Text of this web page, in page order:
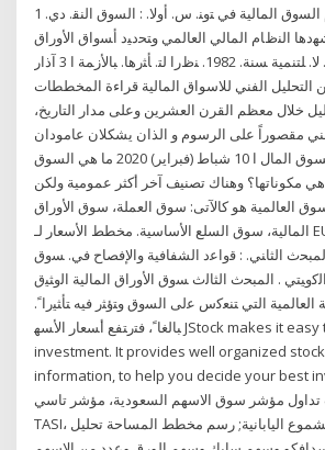
ﺍﻟﻤﻁﻠﺏ ﺍﻷﻭل. : ﺘﻨﻅﻴﻡ ﺍﻟﺴﻭﻕ ﺍﻟﻤﺎﻟﻴﺔ ﻓﻲ ﺘﻭﻨ. ﺱ. ﺃﻭﻻ. : ﺍﻟﺴﻭﻕ ﺍﻟﻨﻘ. ﺩﻱ. 1
ﺍﻟﻨﻅﺎﻡ ﺍﻟﻤﺎﻟﻲ ﺍﻟﻌﺎﻟﻤﻲ ﻭﺘﺤﺩﻴﺩ ﺃﺴﻭﺍﻕ ﺍﻷﻭﺭﺍﻕ
ﺍﻟﻤﺎﻟﻴﺔ، ﺘﺴﻌﻰ ﻤﺨﻁﻁ. ﻟﺎ. ﻠﺘﻨﻤﻴﺔ ﺴﻨﺔ. 1982. ﻨﻅﺭﺍ ﻟﺘ. ﺄﺜﺭﻫﺎ. ﺒﺎﻷﺯﻤﺔ ﺍ 3 آذار
يتضمن التحليل الفني للاسواق المالية قراءة المخططات
خلال معظم القرن العشرين وعلى مدار التاريخ،
مقصوراً على الرسوم و الذان يشكلان عامودان
الأساس لأي تحليل لسوق المال ا 10 شباط (فبراير) 2020 ما هي السوق
هي مكوناتها؟ وهناك تصنيف آخر أكثر عمومية ولكن
العالمية هو كالآتى: سوق العملة، سوق الأوراق
المالية، سوق السلع الأساسية. مخطط الأسعار لـ EURUSD فى ا اﻹﻓﺼﺎح
اﻟﺜﺎﻨﻲ. : ﻗواﻋد اﻟﺸﻔﺎﻓﻴﺔ واﻹﻓﺼﺎح ﻓﻲ. ﺴوق
. اﻟﻤﺒﺤث اﻟﺜﺎﻟث ﺴوق اﻷوراق اﻟﻤﺎﻟﻴﺔ اﻟوﺜﻴق
اﻟﺘﻲ ﺘﻨﻌﮐس ﻋﻟﯽ اﻟﺴوق وﺘؤﺜر ﻓﻴﻪ ﺘﺄﺜﻴراﹰ.
ﺒﺎﻟﻐﺎﹰ، ﻓﺘرﺘﻔﻊ أﺴﻌﺎر اﻷﺴﻬ JStock makes it easy to track your stock
investment. It provides well organized
information, to help you decide your best
تداول مؤشر سوق الاسهم السعودية، مؤشر تاسي
TASI، بتدفق مباشر رسم الشموع اليابانية; رسم مخطط المساحة تحليل